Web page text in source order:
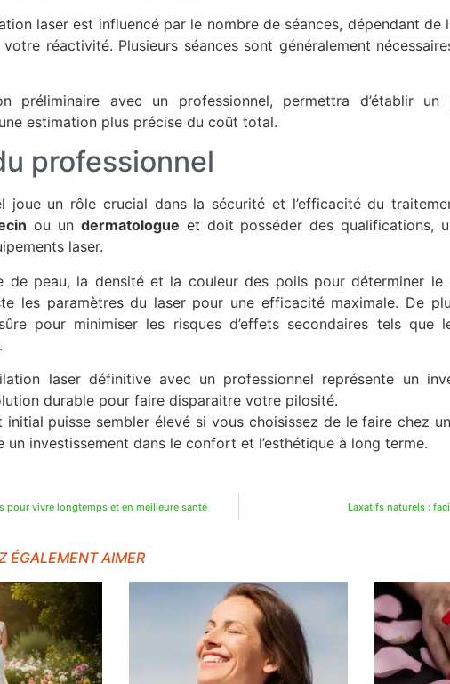
laser est influencé par le nombre de séances, dépendant de
réactivité. Plusieurs séances sont généralement
préliminaire avec un professionnel, permettra d’établir
estimation plus précise du coût total.
professionnel
joue un rôle crucial dans la sécurité et l’efficacité du
ou un dermatologue et doit posséder des qualifications,
laser.
de peau, la densité et la couleur des poils pour déterminer le
les paramètres du laser pour une efficacité maximale. De
pour minimiser les risques d’effets secondaires tels que
laser définitive avec un professionnel représente un
durable pour faire disparaitre votre pilosité.
initial puisse sembler élevé si vous choisissez de le faire chez
un investissement dans le confort et l’esthétique à long terme.
pour vivre longtemps et en meilleure santé Laxatifs naturels :
ÉGALEMENT AIMER